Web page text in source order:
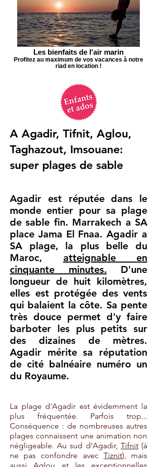
Les bienfaits de l'air marin
Profitez au maximum de vos vacances à notre
riad en location !
A Agadir, Tifnit, Aglou,
Taghazout, Imsouane:
super plages de sable
Agadir est réputée dans le
monde entier pour sa plage
de sable fin. Marrakech a SA
place Jama El Fnaa. Agadir a
SA plage, la plus belle du
Maroc, atteignable en
cinquante minutes. D'une
longueur de huit kilomètres,
elles est protégée des vents
qui balaient la côte. Sa pente
très douce permet d'y faire
barboter les plus petits sur
des dizaines de mètres.
Agadir mérite sa réputation
de cité balnéaire numéro un
du Royaume.
La plage d'Agadir est évidemment la
plus fréquentée. Parfois trop...
Conséquence : de nombreuses autres
plages connaissent une animation non
négligeable. Au sud d'Agadir, Tifnit(à
ne pas confondre avec Tiznit), mais